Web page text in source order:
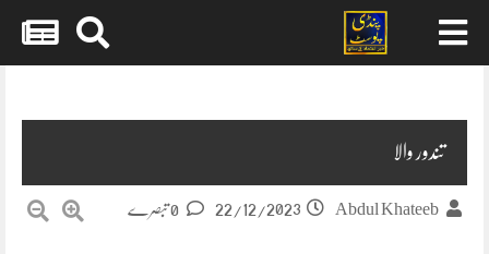
تندور والا
Abdul Khateeb
22/12/2023